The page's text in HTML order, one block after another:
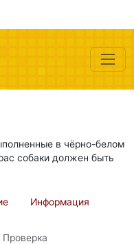
в чёрно-белом
собаки должен быть
Информация
Проверка